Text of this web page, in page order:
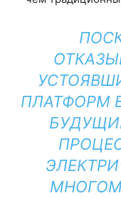
ПЛАТФОРМ
МНОГОМ